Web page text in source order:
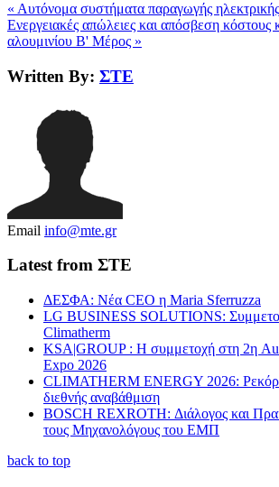
« Αυτόνομα συστήματα παραγωγής ηλεκτρικής
Ενεργειακές απώλειες και απόσβεση
αλουμινίου Β' Μέρος »
Written By: ΣΤΕ
Email info@mte.gr
Latest from ΣΤΕ
ΔΕΣΦΑ: Νέα CEO η Maria Sferruzza
LG BUSINESS SOLUTIONS:
Climatherm
KSA|GROUP : Η συμμετοχή στη 2η
Expo 2026
CLIMATHERM ENERGY 2026: Ρεκόρ
διεθνής αναβάθμιση
BOSCH REXROTH: Διάλογος και
τους Μηχανολόγους του ΕΜΠ
back to top